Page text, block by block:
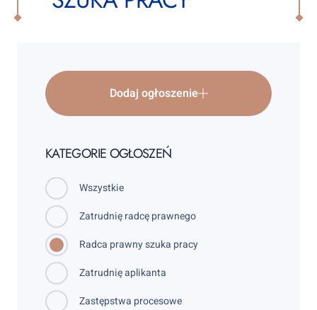
Dodaj ogłoszenie
KATEGORIE OGŁOSZEŃ
Wszystkie
Zatrudnię radcę prawnego
Radca prawny szuka pracy
Zatrudnię aplikanta
Zastępstwa procesowe